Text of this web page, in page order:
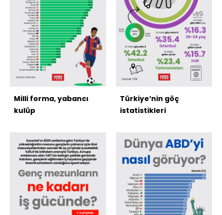
Milli forma, yabancı
kulüp
Türkiye’nin göç
istatistikleri